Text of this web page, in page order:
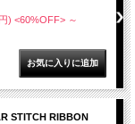
) <60%OFF> ～
STITCH RIBBON